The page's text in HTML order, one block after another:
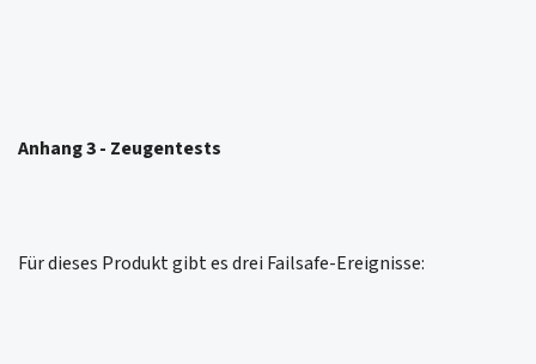
Anhang 3 - Zeugentests
Für dieses Produkt gibt es drei Failsafe-Ereignisse: